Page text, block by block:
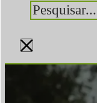
Pesquisar
×